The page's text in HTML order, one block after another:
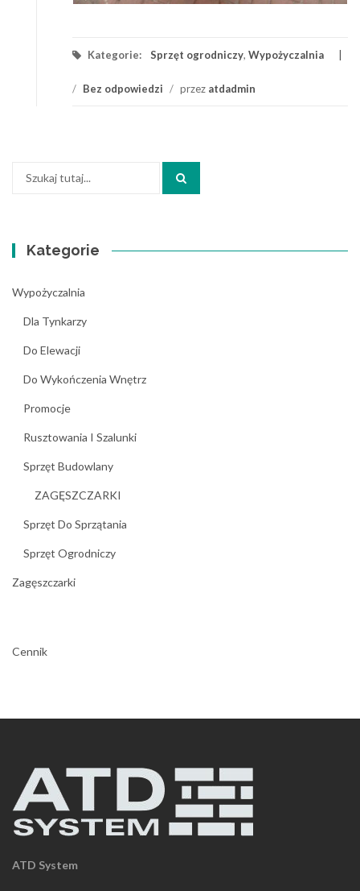
Kategorie: Sprzęt ogrodniczy, Wypożyczalnia
/ Bez odpowiedzi / przez atdadmin
Kategorie
Wypożyczalnia
Dla Tynkarzy
Do Elewacji
Do Wykończenia Wnętrz
Promocje
Rusztowania I Szalunki
Sprzęt Budowlany
ZAGĘSZCZARKI
Sprzęt Do Sprzątania
Sprzęt Ogrodniczy
Zagęszczarki
Cennik
ATD System